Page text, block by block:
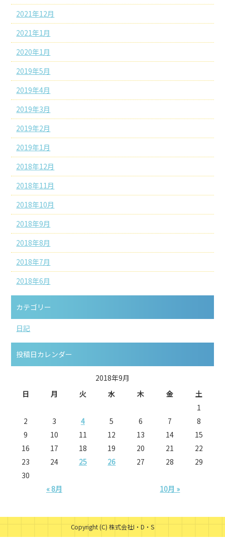
2021年12月
2021年1月
2020年1月
2019年5月
2019年4月
2019年3月
2019年2月
2019年1月
2018年12月
2018年11月
2018年10月
2018年9月
2018年8月
2018年7月
2018年6月
カテゴリー
日記
投稿日カレンダー
2018年9月
日
月 火 水 木 金 土
« 8月 10月 »
1
2
3 4 5 6 7
8
9
10 11 12 13 14
15
16
17 18 19 20 21
22
23
24 25 26 27 28
29
30
Copyright (C) 株式会社I・D・S